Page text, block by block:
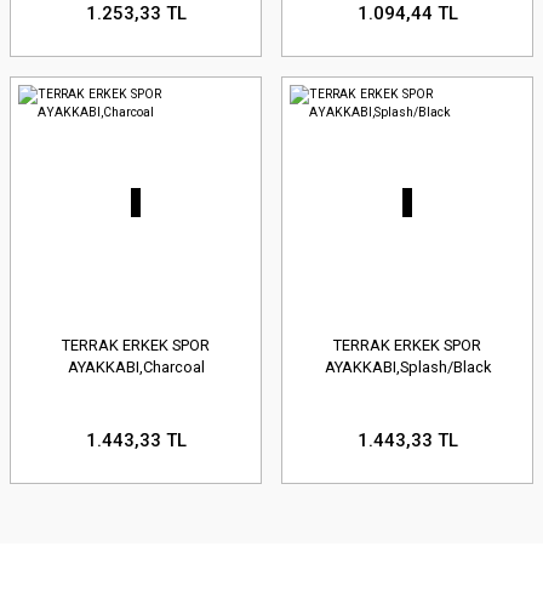
1.253,33 TL 1.094,44 TL
TERRAK ERKEK SPOR
AYAKKABI,Charcoal
1.443,33 TL
TERRAK ERKEK SPOR
AYAKKABI,Splash/Black
1.443,33 TL